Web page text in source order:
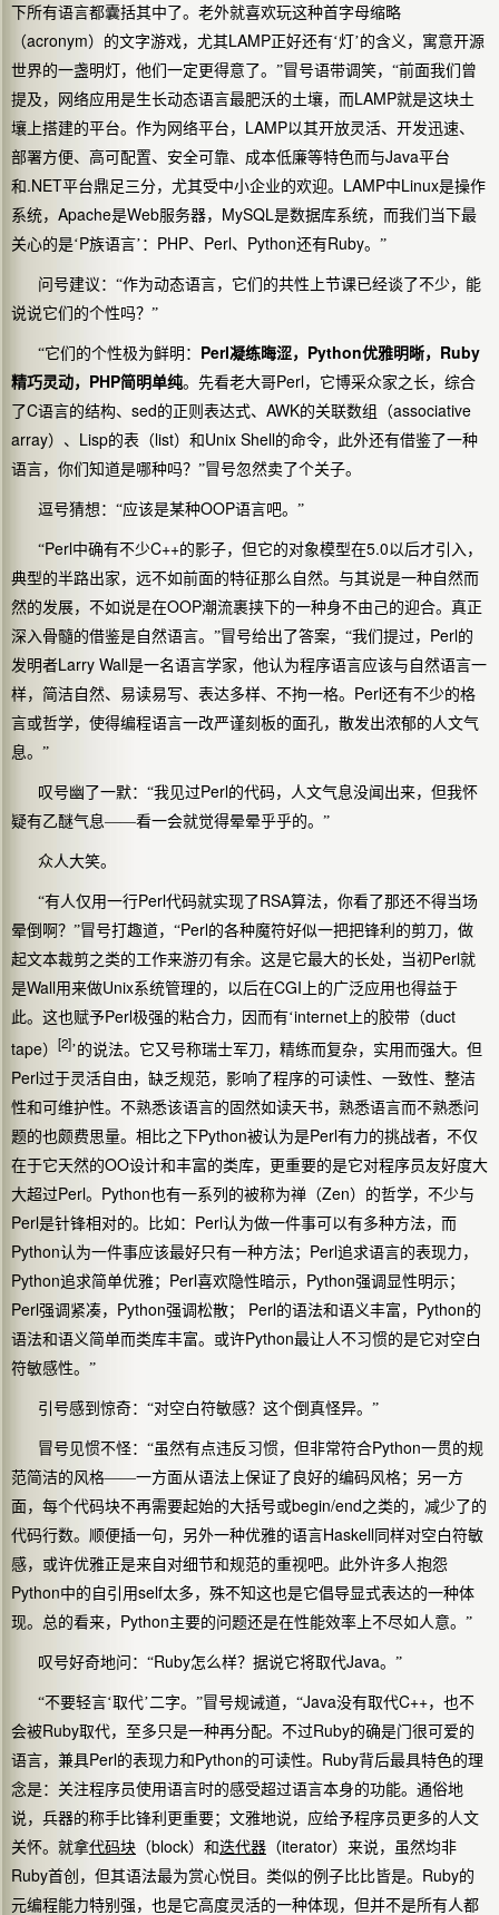
下所有语言都囊括其中了。老外就喜欢玩这种首字母缩略
（acronym）的文字游戏，尤其LAMP正好还有‘灯’的含义，寓意开源
世界的一盏明灯，他们一定更得意了。”冒号语带调笑，“前面我们曾
提及，网络应用是生长动态语言最肥沃的土壤，而LAMP就是这块土
壤上搭建的平台。作为网络平台， LAMP以其开放灵活、开发迅速、
部署方便、高可配置、安全可靠、成本低廉等特色而与Java平台
和 .NET平台鼎足三分，尤其受中小企业的欢迎。 LAMP中Linux是操作
系统， Apache是Web服务器， MySQL是数据库系统，而我们当下最
关心的是‘P族语言’： PHP、 Perl、 Python还有Ruby。”
问号建议：“作为动态语言，它们的共性上节课已经谈了不少，能
说说它们的个性吗？”
“它们的个性极为鲜明： Perl凝练晦涩， Python优雅明晰， Ruby
精巧灵动， PHP简明单纯。先看老大哥Perl，它博采众家之长，综合
了C语言的结构、 sed的正则表达式、 AWK的关联数组（associative
array）、 Lisp的表（list）和 Unix Shell的命令，此外还有借鉴了一种
语言，你们知道是哪种吗？”冒号忽然卖了个关子。
逗号猜想：“应该是某种OOP语言吧。”
“Perl中确有不少C++的影子，但它的对象模型在5.0以后才引入，
典型的半路出家，远不如前面的特征那么自然。与其说是一种自然而
然的发展，不如说是在OOP潮流裹挟下的一种身不由己的迎合。真正
深入骨髓的借鉴是自然语言。”冒号给出了答案，“我们提过， Perl的
发明者Larry Wall是一名语言学家，他认为程序语言应该与自然语言一
样，简洁自然、易读易写、表达多样、不拘一格。 Perl还有不少的格
言或哲学，使得编程语言一改严谨刻板的面孔，散发出浓郁的人文气
息。”
叹号幽了一默：“我见过Perl的代码，人文气息没闻出来，但我怀
疑有乙醚气息——看一会就觉得晕晕乎乎的。”
众人大笑。
“有人仅用一行Perl代码就实现了RSA算法，你看了那还不得当场
晕倒啊？”冒号打趣道，“Perl的各种魔符好似一把把锋利的剪刀，做
起文本裁剪之类的工作来游刃有余。这是它最大的长处，当初Perl就
是Wall用来做Unix系统管理的，以后在CGI 上的广泛应用也得益于
此。这也赋予Perl极强的粘合力，因而有‘internet 上的胶带（duct
tape） [2]’的说法。它又号称瑞士军刀，精练而复杂，实用而强大。但
Perl过于灵活自由，缺乏规范，影响了程序的可读性、一致性、整洁
性和可维护性。不熟悉该语言的固然如读天书，熟悉语言而不熟悉问
题的也颇费思量。相比之下Python被认为是Perl有力的挑战者，不仅
在于它天然的OO设计和丰富的类库，更重要的是它对程序员友好度大
大超过Perl。 Python也有一系列的被称为禅（Zen）的哲学，不少与
Perl是针锋相对的。比如： Perl认为做一件事可以有多种方法，而
Python认为一件事应该最好只有一种方法； Perl追求语言的表现力，
Python追求简单优雅； Perl喜欢隐性暗示， Python强调显性明示；
Perl强调紧凑， Python强调松散； Perl的语法和语义丰富， Python的
语法和语义简单而类库丰富。或许Python最让人不习惯的是它对空白
符敏感性。”
引号感到惊奇：“对空白符敏感？这个倒真怪异。”
冒号见惯不怪：“虽然有点违反习惯，但非常符合Python一贯的规
范简洁的风格——一方面从语法上保证了良好的编码风格；另一方
面，每个代码块不再需要起始的大括号或begin/end之类的，减少了的
代码行数。顺便插一句，另外一种优雅的语言Haskell 同样对空白符敏
感，或许优雅正是来自对细节和规范的重视吧。此外许多人抱怨
Python中的自引用self太多，殊不知这也是它倡导显式表达的一种体
现。总的看来， Python主要的问题还是在性能效率上不尽如人意。”
叹号好奇地问：“Ruby怎么样？据说它将取代Java。”
“不要轻言‘取代’二字。”冒号规诫道，“Java没有取代C++，也不
会被Ruby取代，至多只是一种再分配。不过Ruby的确是门很可爱的
语言，兼具Perl的表现力和 Python的可读性。 Ruby背后最具特色的理
念是：关注程序员使用语言时的感受超过语言本身的功能。通俗地
说，兵器的称手比锋利更重要；文雅地说，应给予程序员更多的人文
关怀。就拿代码块 （block）和迭代器 （iterator）来说，虽然均非
Ruby首创，但其语法最为赏心悦目。类似的例子比比皆是。 Ruby的
元编程能力特别强，也是它高度灵活的一种体现，但并不是所有人都